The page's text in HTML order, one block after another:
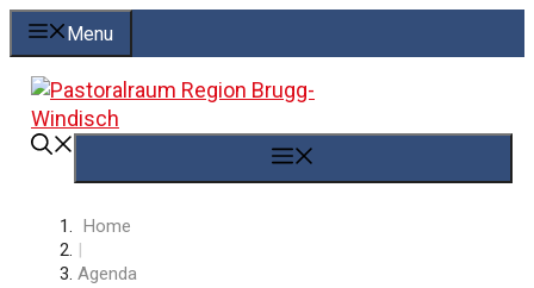
Springe
zum
Inhalt
Menu
Home
|
Agenda